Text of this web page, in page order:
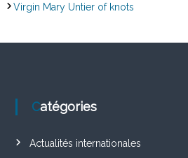
Virgin Mary Untier of knots
Catégories
Actualités internationales